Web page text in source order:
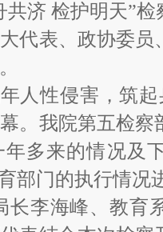
共济 检护明天”
代表、政协委
人性侵害，筑
。我院第五检
多来的情况及
部门的执行情况
长李海峰、教育